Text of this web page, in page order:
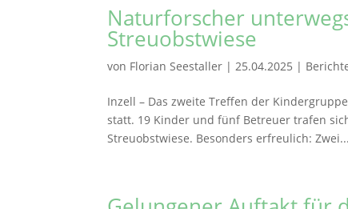
Naturforscher
Streuobstwiese
von Florian Seestaller |25.04.2025 |
Inzell – Das zweite Treffen der
statt. 19 Kinder und fünf Betreuer trafen
Streuobstwiese. Besonders erfreulich: Zwei...